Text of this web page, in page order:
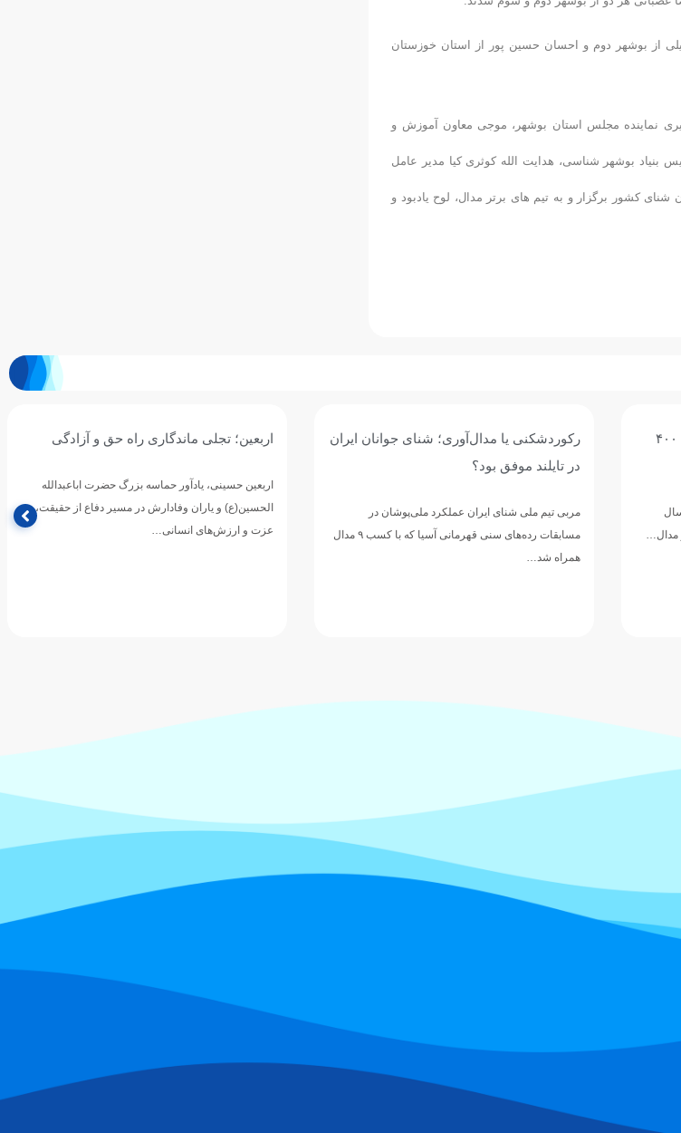
اسماعیلی از بوشهر دوم و احسان حسین پور از استان خوزستان
نماینده مجلس استان بوشهر، موجی معاون آموزش و
بوشهر شناسی، هدایت الله کوثری کیا مدیر عامل
کشور برگزار و به تیم های برتر مدال، لوح یادبود و
محمد قاسمی: هدفم رسیدن به فینال ۴۰۰
مدال…
رکوردشکنی یا مدال‌آوری؛ شنای جوانان ایران
در تایلند موفق بود؟
مربی تیم ملی شنای ایران عملکرد ملی‌پوشان در
مسابقات رده‌های سنی قهرمانی آسیا که با کسب ۹ مدال
همراه شد…
اربعین؛ تجلی ماندگاری راه حق و آزادگی
اربعین حسینی، یادآور حماسه بزرگ حضرت اباعبدالله
الحسین(ع) و یاران وفادارش در مسیر دفاع از حقیقت،
عزت و ارزش‌های انسانی…